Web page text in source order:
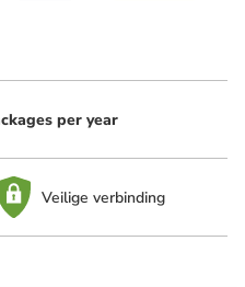
per year
Veilige verbinding